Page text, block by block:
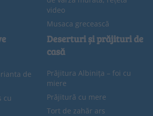
video
Musaca grecească
de
cu
Deserturi și prăjituri de
casă
Prăjitura Albinița – foi cu
miere
Prăjitură cu mere
Tort de zahăr ars